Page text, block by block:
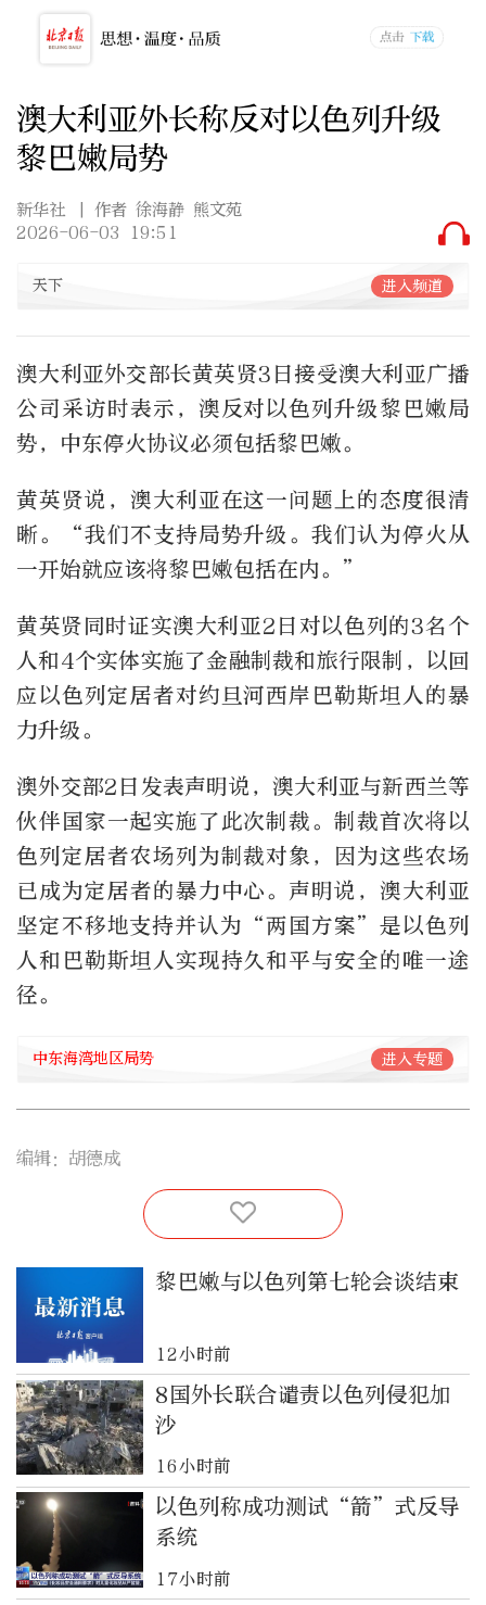
澳大利亚外长称反对以色列升级
黎巴嫩局势
新华社
| 作者 徐海静 熊文苑
2026-06-03 19:51
天下 进入频道
澳大利亚外交部长黄英贤3日接受澳大利亚广播
公司采访时表示，澳反对以色列升级黎巴嫩局
势，中东停火协议必须包括黎巴嫩。
黄英贤说，澳大利亚在这一问题上的态度很清
晰。“我们不支持局势升级。我们认为停火从
一开始就应该将黎巴嫩包括在内。”
黄英贤同时证实澳大利亚2日对以色列的3名个
人和4个实体实施了金融制裁和旅行限制，以回
应以色列定居者对约旦河西岸巴勒斯坦人的暴
力升级。
澳外交部2日发表声明说，澳大利亚与新西兰等
伙伴国家一起实施了此次制裁。制裁首次将以
色列定居者农场列为制裁对象，因为这些农场
已成为定居者的暴力中心。声明说，澳大利亚
坚定不移地支持并认为“两国方案”是以色列
人和巴勒斯坦人实现持久和平与安全的唯一途
径。
中东海湾地区局势 进入专题
编辑：胡德成
黎巴嫩与以色列第七轮会谈结束
12小时前
8国外长联合谴责以色列侵犯加
沙
16小时前
以色列称成功测试“箭”式反导
系统
17小时前